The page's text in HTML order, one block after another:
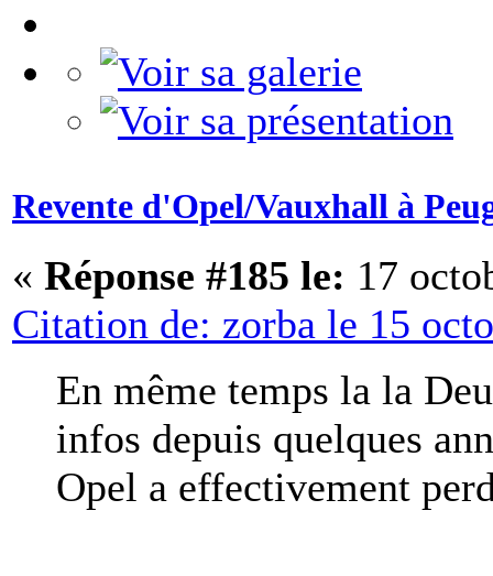
Revente d'Opel/Vauxhall à
« Réponse #185 le: 17
Citation de: zorba le 15
En même temps la la
infos depuis quelques
Opel a effectivement